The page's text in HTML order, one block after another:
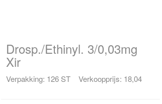
Drosp./Ethinyl. 3/0,03mg
Xir
Verpakking: 126 ST Verkoopprijs: 18,04